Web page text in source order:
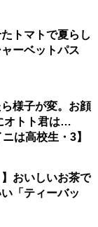
トマトで夏らし
ーベットパス
様子が変。お顔
オトト君は…
は高校生・3】
おいしいお茶で
「ティーバッ